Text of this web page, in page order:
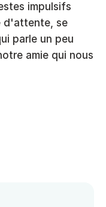
impulsifs
d'attente, se
parle un peu
amie qui nous